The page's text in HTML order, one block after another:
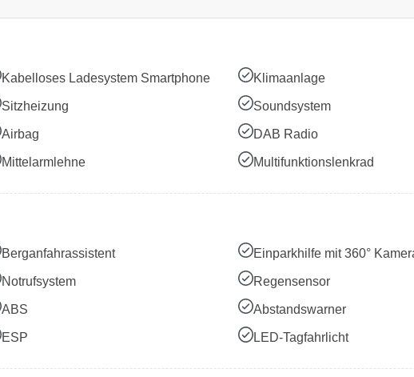
Kabelloses Ladesystem Smartphone Klimaanlage
Sitzheizung Soundsystem
Airbag DAB Radio
Mittelarmlehne Multifunktionslenkrad
Berganfahrassistent Einparkhilfe mit 360°
Notrufsystem Regensensor
ABS Abstandswarner
ESP LED-Tagfahrlicht